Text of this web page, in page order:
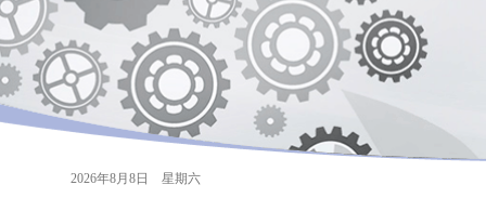
2026年8月8日 星期六